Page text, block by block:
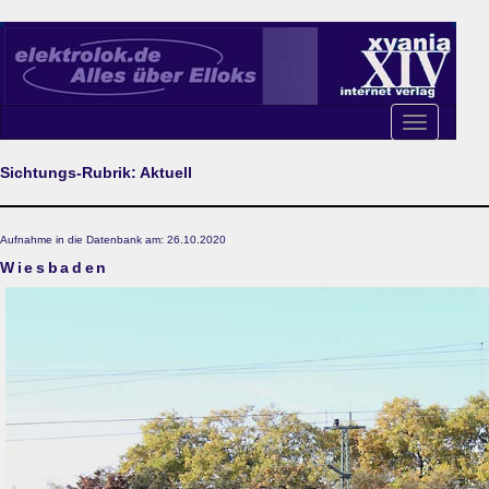
Toggle
navigation
Sichtungs-Rubrik: Aktuell
Aufnahme in die Datenbank am: 26.10.2020
Wiesbaden